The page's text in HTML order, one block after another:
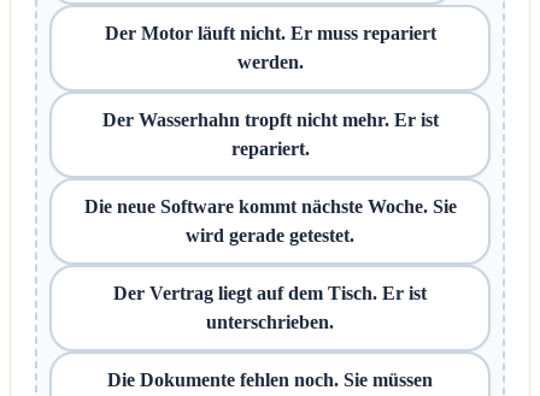
Der Motor läuft nicht. Er muss repariert
werden.
Der Wasserhahn tropft nicht mehr. Er ist
repariert.
Die neue Software kommt nächste Woche. Sie
wird gerade getestet.
Der Vertrag liegt auf dem Tisch. Er ist
unterschrieben.
Die Dokumente fehlen noch. Sie müssen